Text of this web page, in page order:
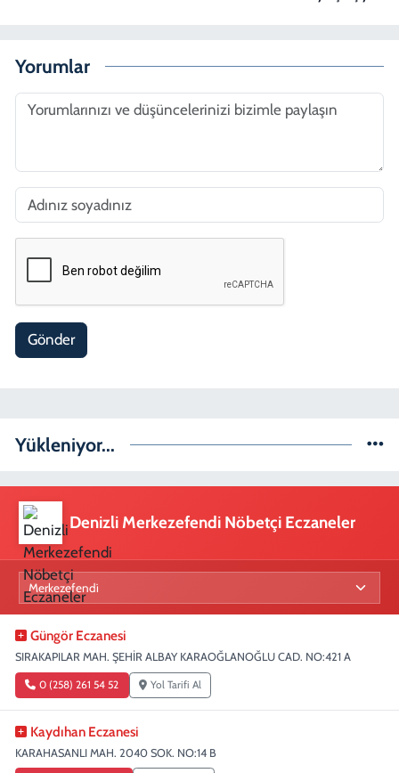
Yorumlar
Gönder
Yükleniyor...
Denizli Merkezefendi Nöbetçi Eczaneler
Güngör Eczanesi
SIRAKAPILAR MAH. ŞEHİR ALBAY KARAOĞLANOĞLU CAD. NO:421 A
0 (258) 261 54 52 Yol Tarifi Al
Kaydıhan Eczanesi
KARAHASANLI MAH. 2040 SOK. NO:14 B